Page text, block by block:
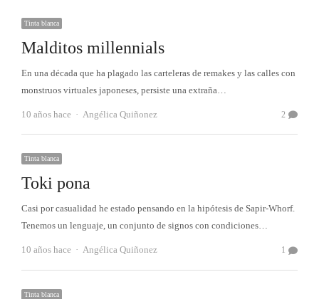
Tinta blanca
Malditos millennials
En una década que ha plagado las carteleras de remakes y las calles con
monstruos virtuales japoneses, persiste una extraña…
10 años hace Autor
Angélica Quiñonez 2
Tinta blanca
Toki pona
Casi por casualidad he estado pensando en la hipótesis de Sapir-Whorf.
Tenemos un lenguaje, un conjunto de signos con condiciones…
10 años hace Autor
Angélica Quiñonez 1
Tinta blanca